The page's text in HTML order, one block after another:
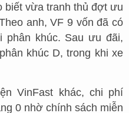
biết vừa tranh thủ đợt ưu
anh, VF 9 vốn đã có
phân khúc. Sau ưu đãi,
khúc D, trong khi xe
VinFast khác, chi phí
0 nhờ chính sách miễn